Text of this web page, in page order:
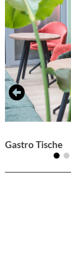
Gastro Tische